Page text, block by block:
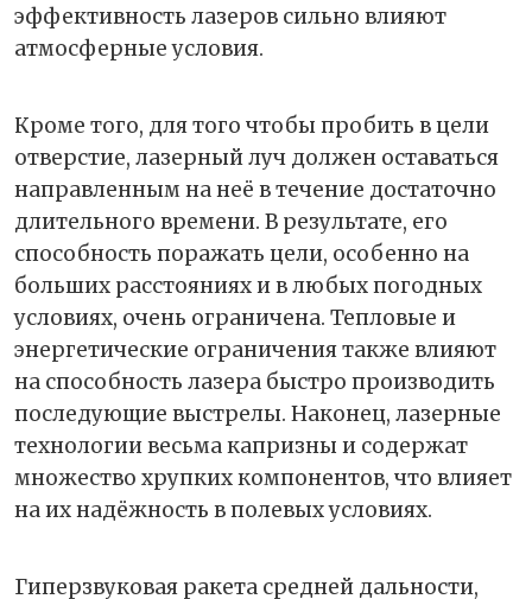
эффективность лазеров сильно влияют
атмосферные условия.
Кроме того, для того чтобы пробить в цели
отверстие, лазерный луч должен оставаться
направленным на неё в течение достаточно
длительного времени. В результате, его
способность поражать цели, особенно на
больших расстояниях и в любых погодных
условиях, очень ограничена. Тепловые и
энергетические ограничения также влияют
на способность лазера быстро производить
последующие выстрелы. Наконец, лазерные
технологии весьма капризны и содержат
множество хрупких компонентов, что влияет
на их надёжность в полевых условиях.
Гиперзвуковая ракета средней дальности,